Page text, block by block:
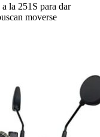
la 251S para dar
moverse